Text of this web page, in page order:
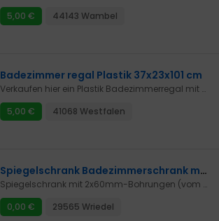
5,00 €
44143 Wambel
Badezimmer regal Plastik 37x23x101 cm
Verkaufen hier ein Plastik Badezimmerregal mit den Maßen 37x23x101 cm.2x vorhanden.Bei Fragen oder Interesse gerne melden.Katzenhaushalt
5,00 €
41068 Westfalen
Spiegelschrank Badezimmerschrank mit Bohrungen für Beleuchtung
Spiegelschrank mit 2x60mm-Bohrungen (vom Werk aus) für Einbauleuchten.Guter Zustand, Glasböden sind separat eingepackt.Wegen Umzug zu verschenken, ich brauche Platz.Tiefe oben 29cm, unten 20cmHöhe 67cmBreite ebenfalls 67cmBohrungen 60mmKaum Gebrauchsspuren, wie neu.Stehen abholbereit. OHNE LEUCHTEN!Passende LED-Einbauleuchten gibt es günstig bei Amazon oder im Baumarkt (für Nassraum auf IP44 achten).
0,00 €
29565 Wriedel